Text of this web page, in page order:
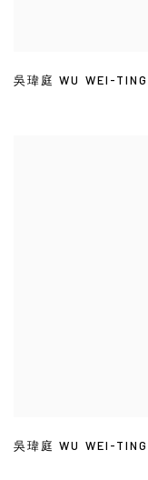
吳瑋庭 WU WEI-TING
吳瑋庭 WU WEI-TING